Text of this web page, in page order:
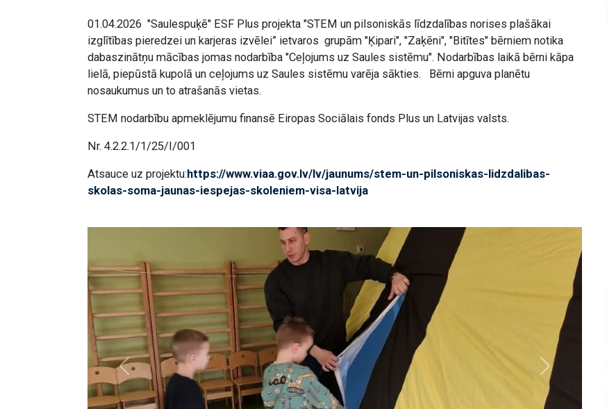
01.04.2026 "Saulespuķē" ESF Plus projekta "STEM un pilsoniskās līdzdalības norises plašākai
izglītības pieredzei un karjeras izvēlei” ietvaros grupām "Ķipari", "Zaķēni", "Bitītes" bērniem notika
dabaszinātņu mācības jomas nodarbība "Ceļojums uz Saules sistēmu". Nodarbības laikā bērni kāpa
lielā, piepūstā kupolā un ceļojums uz Saules sistēmu varēja sākties. Bērni apguva planētu
nosaukumus un to atrašanās vietas.
STEM nodarbību apmeklējumu finansē Eiropas Sociālais fonds Plus un Latvijas valsts.
Nr. 4.2.2.1/1/25/I/001
Atsauce uz projektu: https://www.viaa.gov.lv/lv/jaunums/stem-un-pilsoniskas-lidzdalibas-
skolas-soma-jaunas-iespejas-skoleniem-visa-latvija
Previous Next